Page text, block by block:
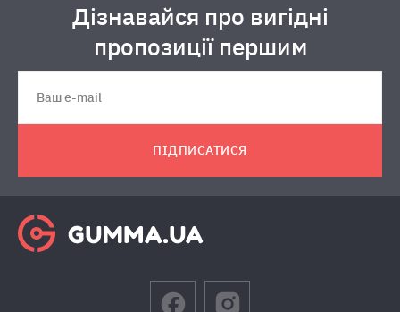
Дізнавайся про вигідні
пропозиції першим
ПІДПИСАТИСЯ